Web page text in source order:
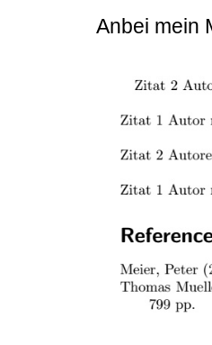
Anbei mein